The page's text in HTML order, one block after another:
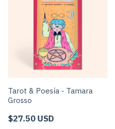
Tarot & Poesía - Tamara
Grosso
$27.50 USD